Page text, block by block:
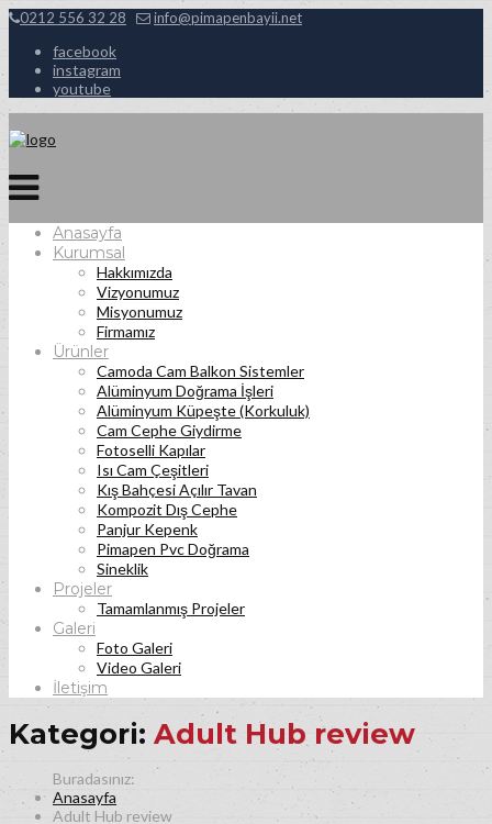
0212 556 32 28 info@pimapenbayii.net
facebook
instagram
youtube
Anasayfa
Kurumsal
Hakkımızda
Vizyonumuz
Misyonumuz
Firmamız
Ürünler
Camoda Cam Balkon Sistemler
Alüminyum Doğrama İşleri
Alüminyum Küpeşte (Korkuluk)
Cam Cephe Giydirme
Fotoselli Kapılar
Isı Cam Çeşitleri
Kış Bahçesi Açılır Tavan
Kompozit Dış Cephe
Panjur Kepenk
Pimapen Pvc Doğrama
Sineklik
Projeler
Tamamlanmış Projeler
Galeri
Foto Galeri
Video Galeri
İletişim
Kategori: Adult Hub review
Anasayfa
Adult Hub review